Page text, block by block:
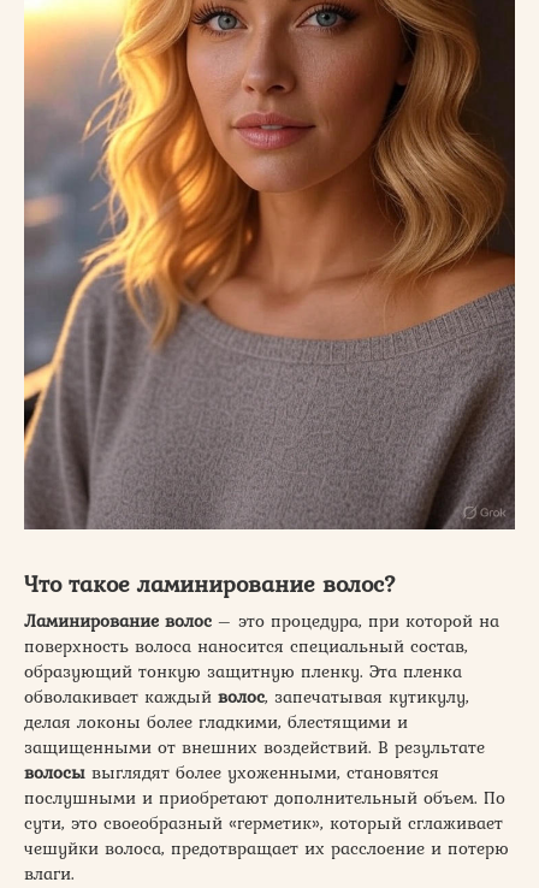
Что такое ламинирование волос?
Ламинирование волос – это процедура, при которой на
поверхность волоса наносится специальный состав,
образующий тонкую защитную пленку. Эта пленка
обволакивает каждый волос, запечатывая кутикулу,
делая локоны более гладкими, блестящими и
защищенными от внешних воздействий. В результате
волосы выглядят более ухоженными, становятся
послушными и приобретают дополнительный объем. По
сути, это своеобразный «герметик», который сглаживает
чешуйки волоса, предотвращает их расслоение и потерю
влаги.